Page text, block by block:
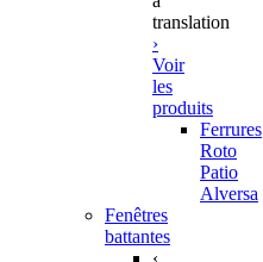
translation
›
Voir
les
produits
Ferrures
Roto
Patio
Alversa
Fenêtres
battantes
‹